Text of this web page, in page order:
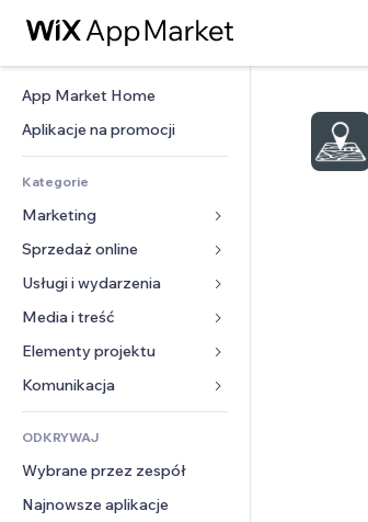
App Market Home
Aplikacje na promocji
Kategorie
Marketing
Reklamy
Smartfon
Analityka
Listy witryn
E-mail
Sprzedaż online
Aplikacje do sklepów
Wysyłka i dostawa
Przyciski sprzedaży
Rachunkowość
Kupony i lojalność
Rozwiązania dla
magazynowania
Usługi i wydarzenia
Hotele
Wydarzenia
Restauracje
Nieruchomości
Rezerwacje
Media i treść
Galeria
Muzyka
Podkasty
Fotografia
Film
PDF
Elementy projektu
Mapy i nawigacja
Prywatność i bezpieczeństwo
Zegar
Szablony stron
Efekty obrazu
Formularze
Ankiety
Czat
ODKRYWAJ
Wybrane przez zespół
Najnowsze aplikacje